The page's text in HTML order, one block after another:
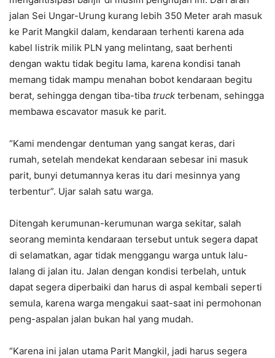
jalan Sei Ungar-Urung kurang lebih 350 Meter arah masuk
ke Parit Mangkil dalam, kendaraan terhenti karena ada
kabel listrik milik PLN yang melintang, saat berhenti
dengan waktu tidak begitu lama, karena kondisi tanah
memang tidak mampu menahan bobot kendaraan begitu
berat, sehingga dengan tiba-tiba truck terbenam, sehingga
membawa escavator masuk ke parit.
“Kami mendengar dentuman yang sangat keras, dari
rumah, setelah mendekat kendaraan sebesar ini masuk
parit, bunyi detumannya keras itu dari mesinnya yang
terbentur”. Ujar salah satu warga.
Ditengah kerumunan-kerumunan warga sekitar, salah
seorang meminta kendaraan tersebut untuk segera dapat
di selamatkan, agar tidak menggangu warga untuk lalu-
lalang di jalan itu. Jalan dengan kondisi terbelah, untuk
dapat segera diperbaiki dan harus di aspal kembali seperti
semula, karena warga mengakui saat-saat ini permohonan
peng-aspalan jalan bukan hal yang mudah.
“Karena ini jalan utama Parit Mangkil, jadi harus segera